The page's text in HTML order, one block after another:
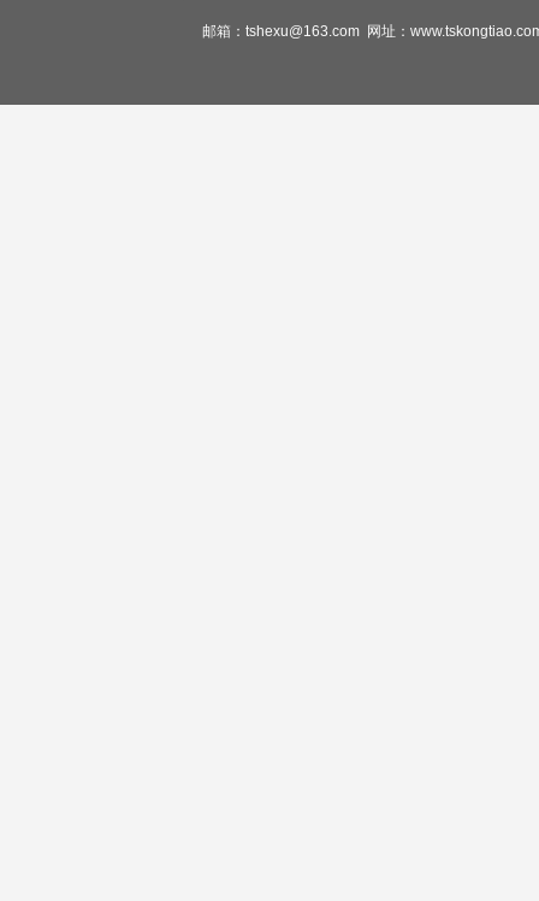
邮箱：tshexu@163.com 网址：